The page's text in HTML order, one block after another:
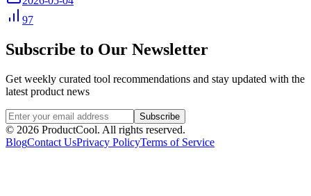
97
Subscribe to Our Newsletter
Get weekly curated tool recommendations and stay updated with the
latest product news
Subscribe
© 2026 ProductCool. All rights reserved.
BlogContact UsPrivacy PolicyTerms of Service